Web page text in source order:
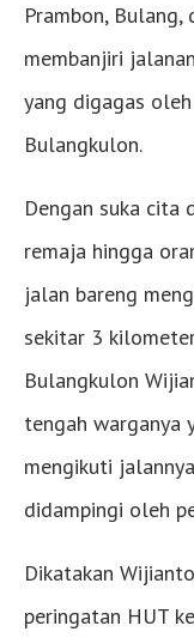
Prambon,
membanjiri
yang digagas
Bulangkulon.
Dengan suka cita
remaja hingga
jalan bareng
sekitar 3
Bulangkulon
tengah warganya
mengikuti
didampingi oleh
Dikatakan
peringatan HUT